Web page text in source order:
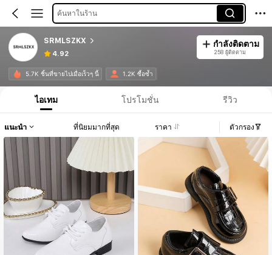
ค้นหาในร้าน
SRMLSZKX
4.92
กำลังติดตาม
258 ผู้ติดตาม
5.7K ชิ้นที่ขายไปเมื่อเร็วๆ นี้ 1.2K ซื้อซ้ำ
ไอเทม โปรโมชั่น รีวิว
แนะนำ ที่นิยมมากที่สุด ราคา ตัวกรอง